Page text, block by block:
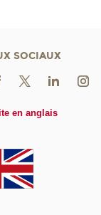
SOCIAUX
en anglais